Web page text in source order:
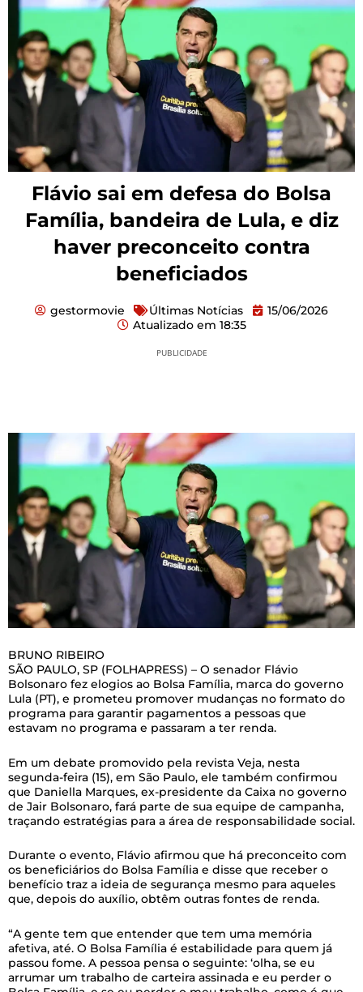
Flávio sai em defesa do Bolsa
Família, bandeira de Lula, e diz
haver preconceito contra
beneficiados
gestormovie Últimas Notícias
15/06/2026
Atualizado em 18:35
PUBLICIDADE
BRUNO RIBEIRO
SÃO PAULO, SP (FOLHAPRESS) – O senador Flávio
Bolsonaro fez elogios ao Bolsa Família, marca do governo
Lula (PT), e prometeu promover mudanças no formato do
programa para garantir pagamentos a pessoas que
estavam no programa e passaram a ter renda.
Em um debate promovido pela revista Veja, nesta
segunda-feira (15), em São Paulo, ele também confirmou
que Daniella Marques, ex-presidente da Caixa no governo
de Jair Bolsonaro, fará parte de sua equipe de campanha,
traçando estratégias para a área de responsabilidade social.
Durante o evento, Flávio afirmou que há preconceito com
os beneficiários do Bolsa Família e disse que receber o
benefício traz a ideia de segurança mesmo para aqueles
que, depois do auxílio, obtêm outras fontes de renda.
“A gente tem que entender que tem uma memória
afetiva, até. O Bolsa Família é estabilidade para quem já
passou fome. A pessoa pensa o seguinte: ‘olha, se eu
arrumar um trabalho de carteira assinada e eu perder o